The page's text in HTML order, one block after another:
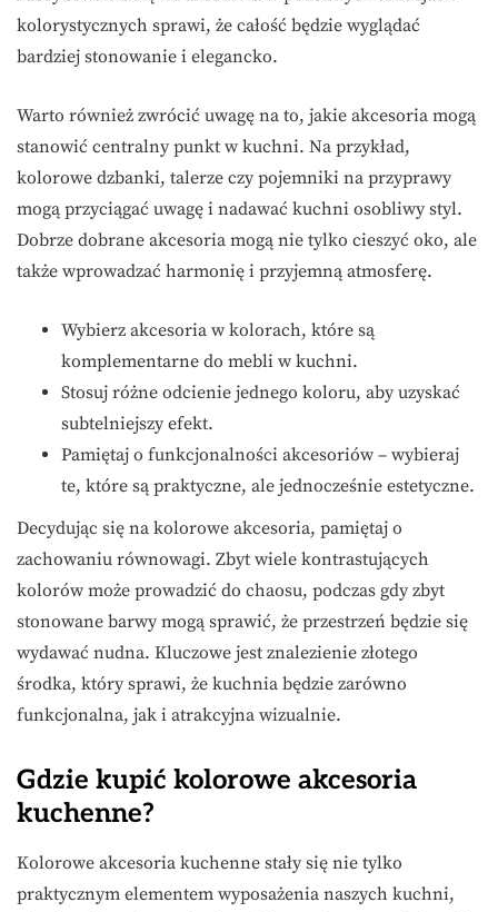
kolorystycznych sprawi, że całość będzie wyglądać
bardziej stonowanie i elegancko.
Warto również zwrócić uwagę na to, jakie akcesoria mogą
stanowić centralny punkt w kuchni. Na przykład,
kolorowe dzbanki, talerze czy pojemniki na przyprawy
mogą przyciągać uwagę i nadawać kuchni osobliwy styl.
Dobrze dobrane akcesoria mogą nie tylko cieszyć oko, ale
także wprowadzać harmonię i przyjemną atmosferę.
Wybierz akcesoria w kolorach, które są
komplementarne do mebli w kuchni.
Stosuj różne odcienie jednego koloru, aby uzyskać
subtelniejszy efekt.
Pamiętaj o funkcjonalności akcesoriów – wybieraj
te, które są praktyczne, ale jednocześnie estetyczne.
Decydując się na kolorowe akcesoria, pamiętaj o
zachowaniu równowagi. Zbyt wiele kontrastujących
kolorów może prowadzić do chaosu, podczas gdy zbyt
stonowane barwy mogą sprawić, że przestrzeń będzie się
wydawać nudna. Kluczowe jest znalezienie złotego
środka, który sprawi, że kuchnia będzie zarówno
funkcjonalna, jak i atrakcyjna wizualnie.
Gdzie kupić kolorowe akcesoria
kuchenne?
Kolorowe akcesoria kuchenne stały się nie tylko
praktycznym elementem wyposażenia naszych kuchni,